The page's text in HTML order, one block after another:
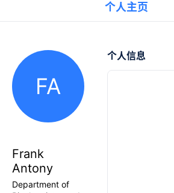
个人主页
FA
Frank
Antony
Department of
个人信息